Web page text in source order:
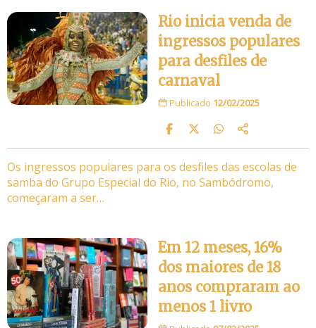
Rio inicia venda de
ingressos populares
para desfiles de
carnaval
Publicado 12/02/2025
Os ingressos populares para os desfiles das escolas de
samba do Grupo Especial do Rio, no Sambódromo,
começaram a ser…
Em 12 meses, 16%
dos maiores de 18
anos compraram ao
menos 1 livro